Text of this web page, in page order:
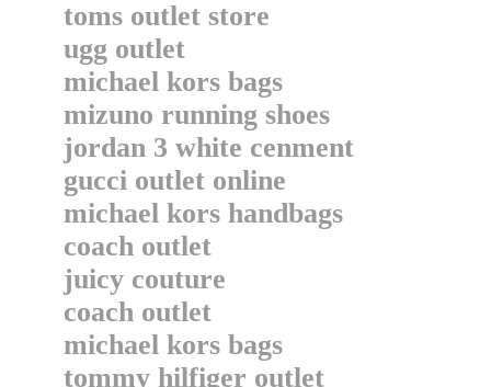
toms outlet store
ugg outlet
michael kors bags
mizuno running shoes
jordan 3 white cenment
gucci outlet online
michael kors handbags
coach outlet
juicy couture
coach outlet
michael kors bags
tommy hilfiger outlet